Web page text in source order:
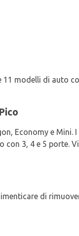
11 modelli di auto
Economy e Mini. I
con 3, 4 e 5 porte.
di